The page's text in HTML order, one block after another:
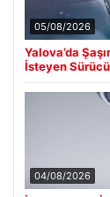
05/08/2026
Yalova’da
İsteyen
04/08/2026